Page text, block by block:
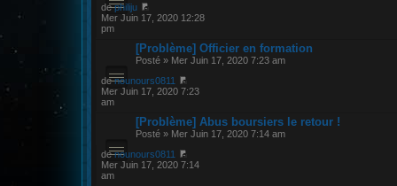
dephiliju
Mer Juin 17, 2020 12:28
pm
[Problème] Officier en formation
Posté » Mer Juin 17, 2020 7:23 am
denounours0811
Mer Juin 17, 2020 7:23
am
[Problème] Abus boursiers le retour !
Posté » Mer Juin 17, 2020 7:14 am
denounours0811
Mer Juin 17, 2020 7:14
am